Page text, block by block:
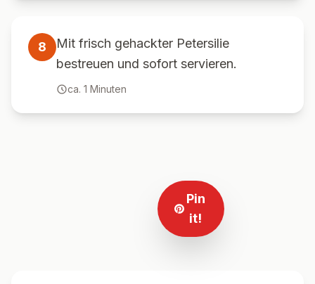
8
Mit frisch gehackter Petersilie
bestreuen und sofort servieren.
ca. 1 Minuten